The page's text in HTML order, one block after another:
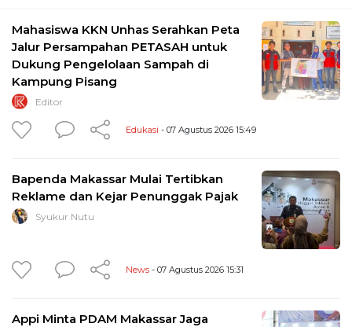
Mahasiswa KKN Unhas Serahkan Peta
Jalur Persampahan PETASAH untuk
Dukung Pengelolaan Sampah di
Kampung Pisang
Editor
Edukasi - 07 Agustus 2026 15:49
Bapenda Makassar Mulai Tertibkan
Reklame dan Kejar Penunggak Pajak
Syukur Nutu
News - 07 Agustus 2026 15:31
Appi Minta PDAM Makassar Jaga